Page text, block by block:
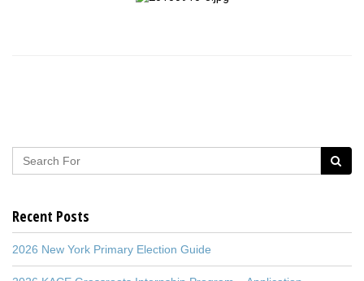
Recent Posts
2026 New York Primary Election Guide